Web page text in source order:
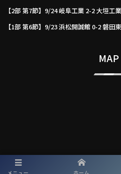
【2部 第7節】9/24 岐阜工業 2-2 大垣工業
【1部 第6節】9/23 浜松開誠館 0-2 磐田東
MAP